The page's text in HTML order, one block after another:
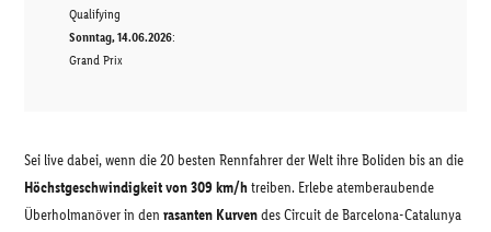
Qualifying
Sonntag, 14.06.2026:
Grand Prix
Sei live dabei, wenn die 20 besten Rennfahrer der Welt ihre Boliden bis an die
Höchstgeschwindigkeit von 309 km/htreiben. Erlebe atemberaubende
Überholmanöver in den rasanten Kurvendes Circuit de Barcelona-Catalunya